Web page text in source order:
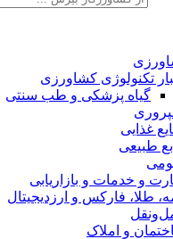
تکنولوژی کشاورزی
گیاه پزشکی و طب سنتی
غذایی
طبیعی
و خدمات و بازاریابی
طلا، فارکس و ارزدیجیتال
و املاک